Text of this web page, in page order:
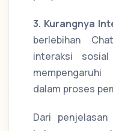
3. Kurangnya
berlebihan
interaksi
dalam proses
Dari